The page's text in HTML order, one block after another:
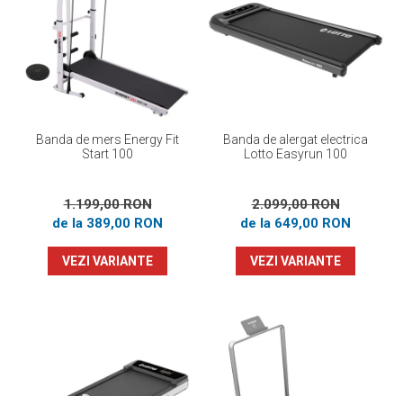
Costume profesionale inot
Banda de mers Energy Fit
Start 100
1.199,00 RON
de la 389,00 RON
VEZI VARIANTE
Banda de alergat electrica
Lotto Easyrun 100
2.099,00 RON
de la 649,00 RON
VEZI VARIANTE